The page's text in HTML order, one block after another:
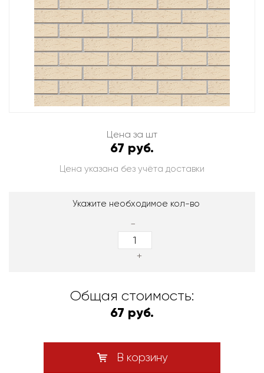
Цена за шт
67 руб.
Цена указана без учёта доставки
Укажите необходимое кол-во
-
+
Общая стоимость:
67 руб.
В корзину